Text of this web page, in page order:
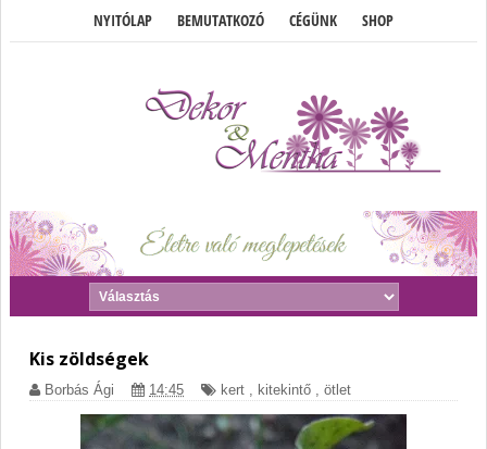
NYITÓLAP BEMUTATKOZÓ CÉGÜNK SHOP
Kis zöldségek
Borbás Ági 14:45 kert , kitekintő , ötlet